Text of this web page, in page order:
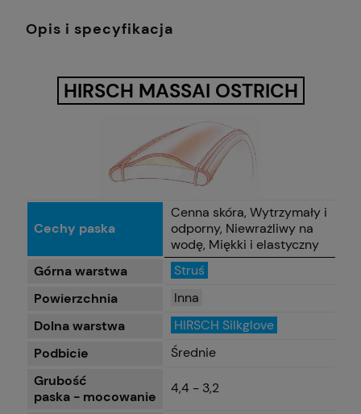
Opis i specyfikacja
HIRSCH MASSAI OSTRICH
Cechy paska
Cenna skóra, Wytrzymały i
odporny, Niewrażliwy na
wodę, Miękki i elastyczny
Górna warstwa
Struś
Powierzchnia
Inna
Dolna warstwa
HIRSCH Silkglove
Podbicie
Średnie
Grubość
paska - mocowanie
4,4 - 3,2